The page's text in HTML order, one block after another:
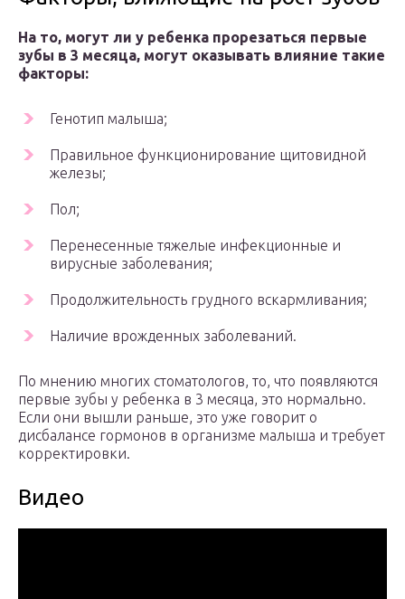
На то, могут ли у ребенка прорезаться первые
зубы в 3 месяца, могут оказывать влияние такие
факторы:
Генотип малыша;
Правильное функционирование щитовидной
железы;
Пол;
Перенесенные тяжелые инфекционные и
вирусные заболевания;
Продолжительность грудного вскармливания;
Наличие врожденных заболеваний.
По мнению многих стоматологов, то, что появляются
первые зубы у ребенка в 3 месяца, это нормально.
Если они вышли раньше, это уже говорит о
дисбалансе гормонов в организме малыша и требует
корректировки.
Видео